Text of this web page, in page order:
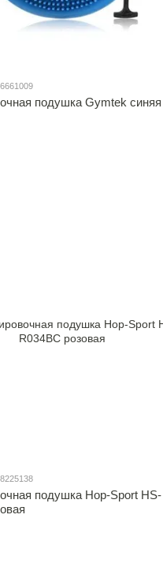
подушка Gymtek синяя
подушка Hop-Sport HS-